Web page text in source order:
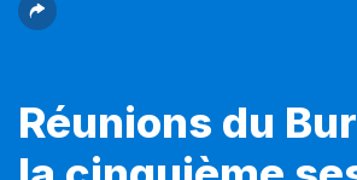
Réunions du